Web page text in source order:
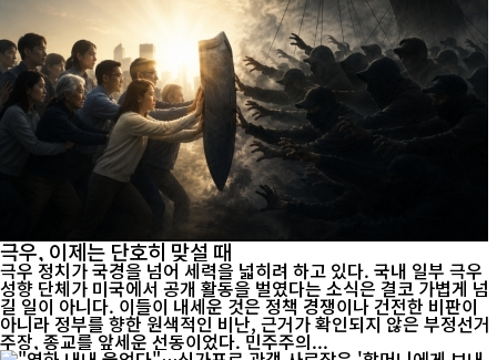
극우, 이제는 단호히 맞설 때
극우 정치가 국경을 넘어 세력을 넓히려 하고 있다. 국내 일부 극우
성향 단체가 미국에서 공개 활동을 벌였다는 소식은 결코 가볍게 넘
길 일이 아니다. 이들이 내세운 것은 정책 경쟁이나 건전한 비판이
아니라 정부를 향한 원색적인 비난, 근거가 확인되지 않은 부정선거
주장, 종교를 앞세운 선동이었다. 민주주의...